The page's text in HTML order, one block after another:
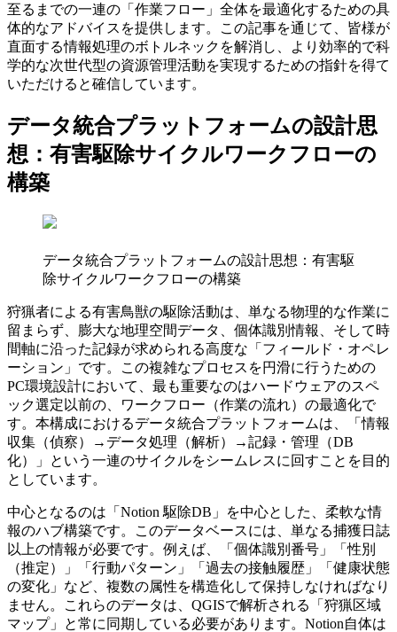
至るまでの一連の「作業フロー」全体を最適化するための具
体的なアドバイスを提供します。この記事を通じて、皆様が
直面する情報処理のボトルネックを解消し、より効率的で科
学的な次世代型の資源管理活動を実現するための指針を得て
いただけると確信しています。
データ統合プラットフォームの設計思
想：有害駆除サイクルワークフローの
構築
データ統合プラットフォームの設計思想：有害駆
除サイクルワークフローの構築
狩猟者による有害鳥獣の駆除活動は、単なる物理的な作業に
留まらず、膨大な地理空間データ、個体識別情報、そして時
間軸に沿った記録が求められる高度な「フィールド・オペレ
ーション」です。この複雑なプロセスを円滑に行うための
PC環境設計において、最も重要なのはハードウェアのスペ
ック選定以前の、ワークフロー（作業の流れ）の最適化で
す。本構成におけるデータ統合プラットフォームは、「情報
収集（偵察）→データ処理（解析）→記録・管理（DB
化）」という一連のサイクルをシームレスに回すことを目的
としています。
中心となるのは「Notion 駆除DB」を中心とした、柔軟な情
報のハブ構築です。このデータベースには、単なる捕獲日誌
以上の情報が必要です。例えば、「個体識別番号」「性別
（推定）」「行動パターン」「過去の接触履歴」「健康状態
の変化」など、複数の属性を構造化して保持しなければなり
ません。これらのデータは、QGISで解析される「狩猟区域
マップ」と常に同期している必要があります。Notion自体は